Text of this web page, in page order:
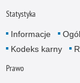
Statystyka
Informacje
Kodeks karny
Prawo